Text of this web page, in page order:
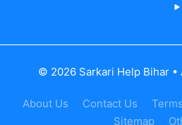
© 2026 Sarkari Help Bihar •
About Us Contact Us Terms
Sitemap